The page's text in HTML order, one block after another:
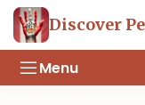
Discover
Menu